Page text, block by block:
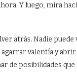
Y luego, mira
atrás. Nadie puede
valentía y
de posibilidades